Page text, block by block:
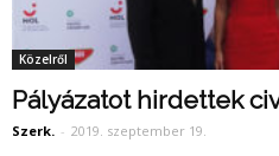
Közelről
Pályázatot hirdettek
Szerk. - 2019. szeptember 19.